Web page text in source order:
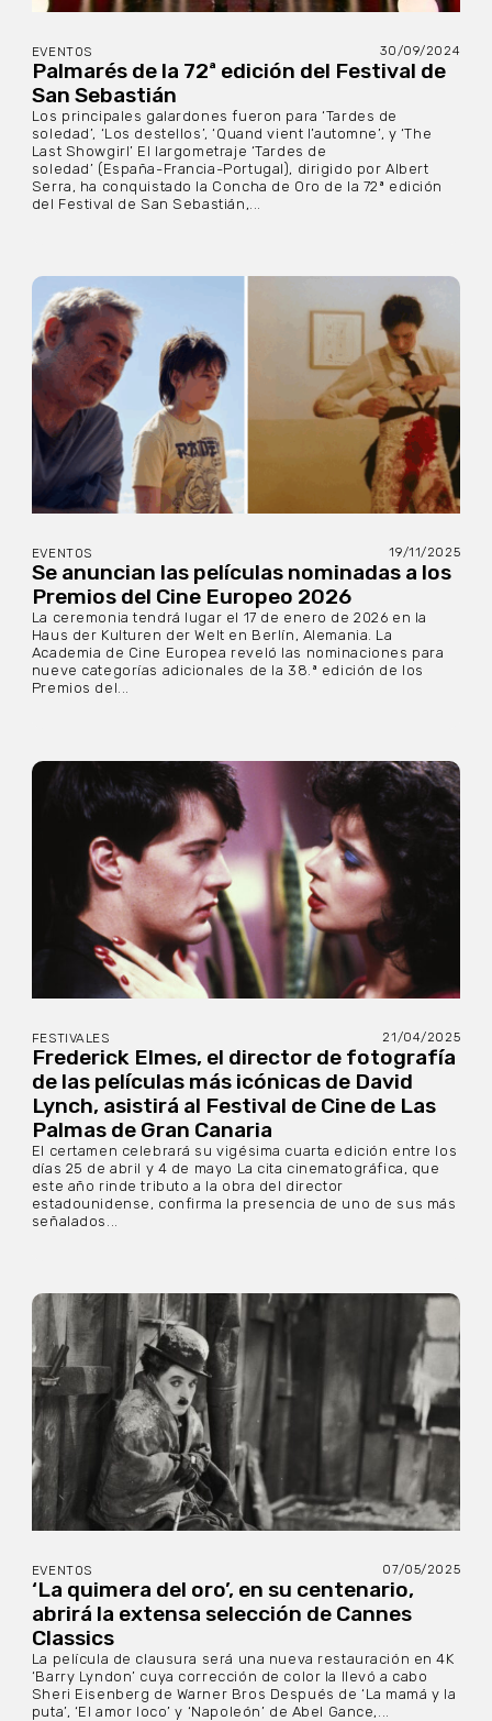
EVENTOS 30/09/2024
Palmarés de la 72ª edición del Festival de
San Sebastián
Los principales galardones fueron para ‘Tardes de
soledad’, ‘Los destellos’, ‘Quand vient l’automne’, y ‘The
Last Showgirl’ El largometraje ‘Tardes de
soledad’ (España-Francia-Portugal), dirigido por Albert
Serra, ha conquistado la Concha de Oro de la 72ª edición
del Festival de San Sebastián,...
EVENTOS 19/11/2025
Se anuncian las películas nominadas a los
Premios del Cine Europeo 2026
La ceremonia tendrá lugar el 17 de enero de 2026 en la
Haus der Kulturen der Welt en Berlín, Alemania. La
Academia de Cine Europea reveló las nominaciones para
nueve categorías adicionales de la 38.ª edición de los
Premios del...
FESTIVALES 21/04/2025
Frederick Elmes, el director de fotografía
de las películas más icónicas de David
Lynch, asistirá al Festival de Cine de Las
Palmas de Gran Canaria
El certamen celebrará su vigésima cuarta edición entre los
días 25 de abril y 4 de mayo La cita cinematográfica, que
este año rinde tributo a la obra del director
estadounidense, confirma la presencia de uno de sus más
señalados...
EVENTOS 07/05/2025
‘La quimera del oro’, en su centenario,
abrirá la extensa selección de Cannes
Classics
La película de clausura será una nueva restauración en 4K
‘Barry Lyndon’ cuya corrección de color la llevó a cabo
Sheri Eisenberg de Warner Bros Después de ‘La mamá y la
puta’, ‘El amor loco’ y ‘Napoleón’ de Abel Gance,...